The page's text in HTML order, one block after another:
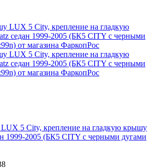
5 City, крепление на гладкую крышу
1999-2005 (БК5 CITY с черными дугами